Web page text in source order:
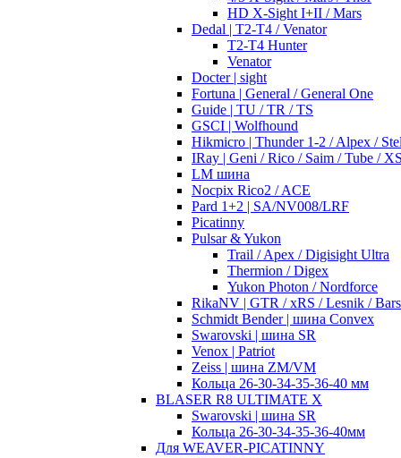
HD X-Sight I+II / Mars
Dedal | T2-T4 / Venator
T2-T4 Hunter
Venator
Docter | sight
Fortuna | General / General One
Guide | TU / TR / TS
GSCI | Wolfhound
Hikmicro | Thunder 1-2 / Alpex /
IRay | Geni / Rico / Saim / Tube /
LM шина
Nocpix Rico2 / ACE
Pard 1+2 | SA/NV008/LRF
Picatinny
Pulsar & Yukon
Trail / Apex / Digisight Ultra
Thermion / Digex
Yukon Photon / Nordforce
RikaNV | GTR / xRS / Lesnik /
Schmidt Bender | шина Convex
Swarovski | шина SR
Venox | Patriot
Zeiss | шина ZM/VM
Кольца 26-30-34-35-36-40 мм
BLASER R8 ULTIMATE X
Swarovski | шина SR
Кольца 26-30-34-35-36-40мм
Для WEAVER-PICATINNY